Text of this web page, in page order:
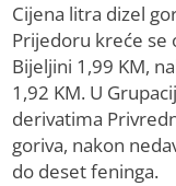
Cijena litra dizel
Prijedoru kreće se
Bijeljini 1,99 KM,
1,92 KM. U
derivatima
goriva, nakon
do deset feninga.